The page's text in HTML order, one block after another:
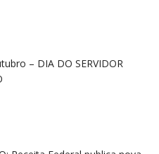
– DIA DO SERVIDOR